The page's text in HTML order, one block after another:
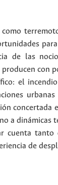
como
de las
con
el
a
cuenta
de